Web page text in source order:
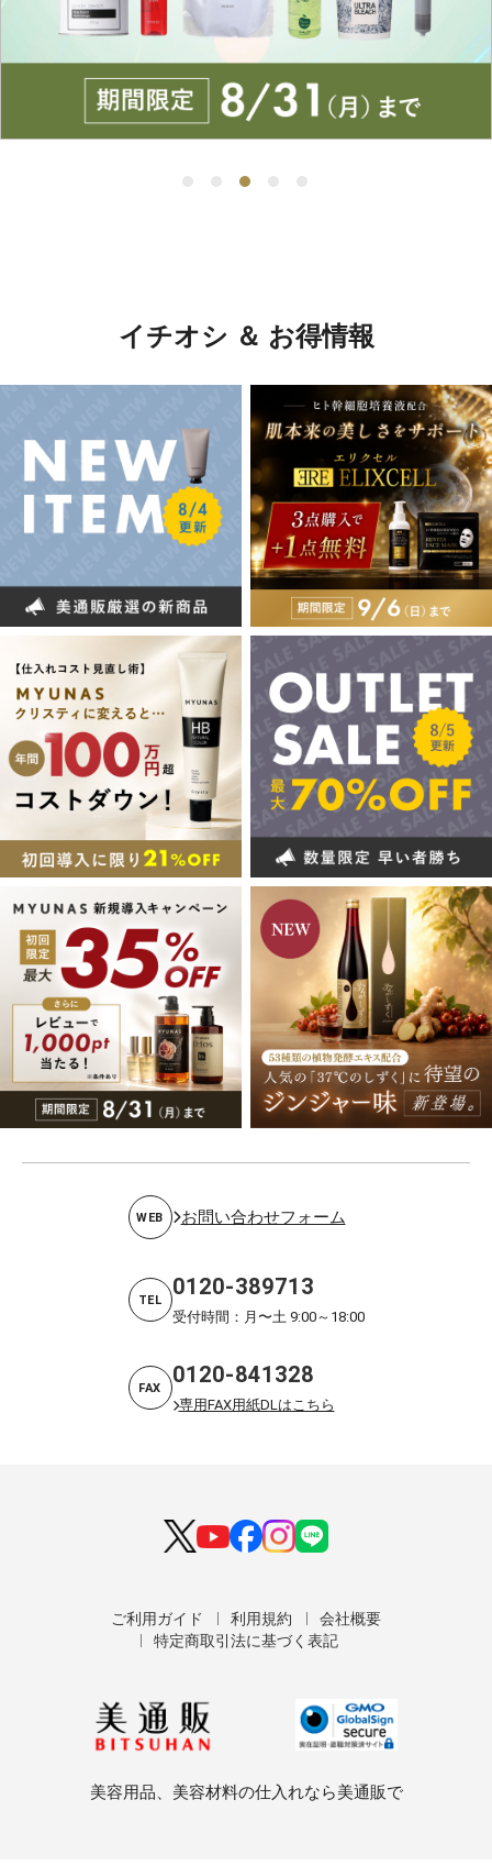
イチオシ ＆ お得情報
WEB お問い合わせフォーム
TEL 0120-389713
受付時間：月〜土 9:00～18:00
FAX 0120-841328
専用FAX用紙DLはこちら
ご利用ガイド 利用規約
会社概要
特定商取引法に基づく表記
美容用品、美容材料の仕入れなら美通販で